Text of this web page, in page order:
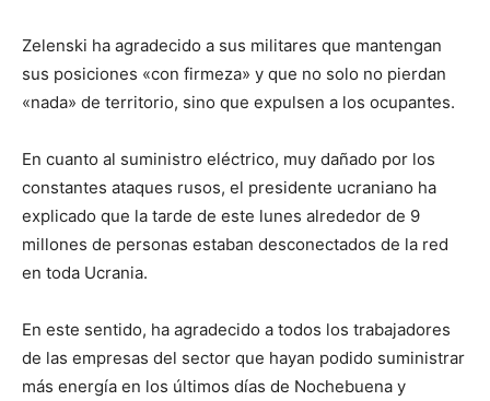
Zelenski ha agradecido a sus militares que mantengan
sus posiciones «con firmeza» y que no solo no pierdan
«nada» de territorio, sino que expulsen a los ocupantes.
En cuanto al suministro eléctrico, muy dañado por los
constantes ataques rusos, el presidente ucraniano ha
explicado que la tarde de este lunes alrededor de 9
millones de personas estaban desconectados de la red
en toda Ucrania.
En este sentido, ha agradecido a todos los trabajadores
de las empresas del sector que hayan podido suministrar
más energía en los últimos días de Nochebuena y